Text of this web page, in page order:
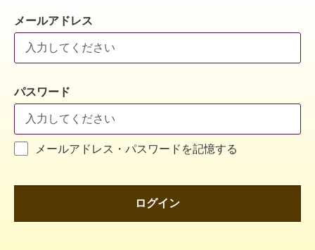
メールアドレス
パスワード
メールアドレス・パスワードを記憶する
ログイン